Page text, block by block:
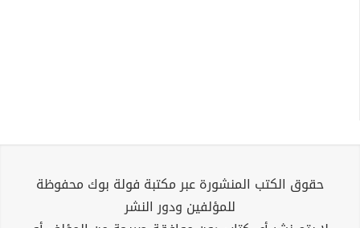
حقوق الكتب المنشورة عبر مكتبة فولة بوك محفوظة
للمؤلفين ودور النشر